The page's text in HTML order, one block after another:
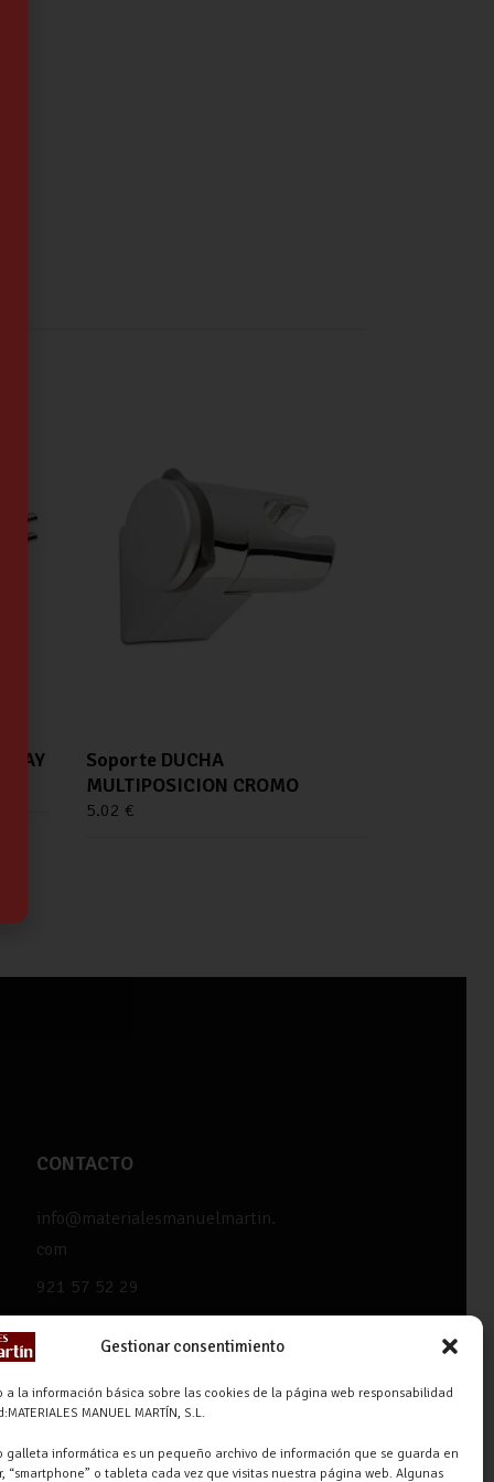
Gestionar consentimiento
a la información básica sobre las cookies de la página web responsabilidad
MANUEL MARTÍN, S.L.
galleta informática es un pequeño archivo de información que se guarda en
“smartphone” o tableta cada vez que visitas nuestra página web. Algunas
Soporte DUCHA
MULTIPOSICION CROMO
5.02 €
CONTACTO
info@materialesmanuelmartin.
com
921 57 52 29
Turégano-Navas de Oro, 47,
40280 Navalmanzano, Segovia,
ESPAÑA